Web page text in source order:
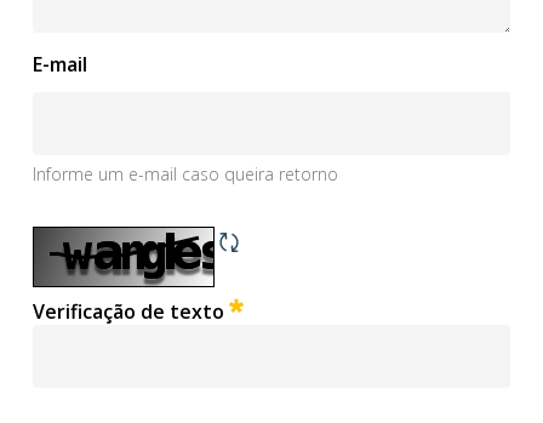
E-mail
Informe um e-mail caso queira retorno
Verificação de texto Obrigatório